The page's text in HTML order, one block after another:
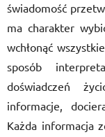
świadomość
ma charakter
wchłonąć
sposób
doświadczeń
informacje,
Każda informacja